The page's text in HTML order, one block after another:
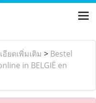
ยดเพิ่มเติม > Bestel
in BELGIË en